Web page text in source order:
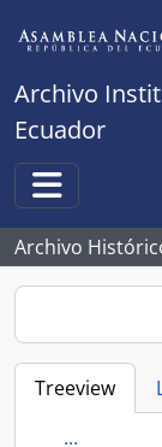
Archivo
Ecuador
Toggle
Archivo
Treeview
...